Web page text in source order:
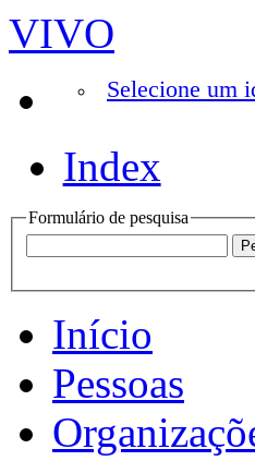
VIVO
Selecione um
Index
Formulário de pesquisa
Início
Pessoas